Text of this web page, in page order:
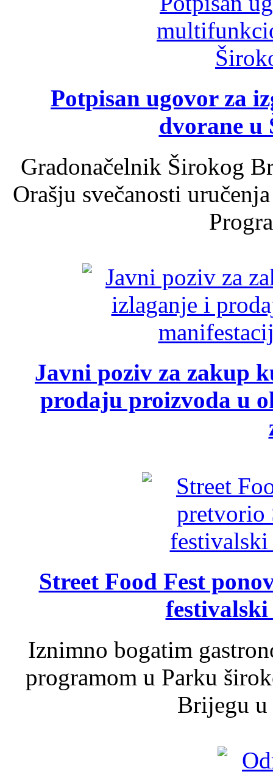
Potpisan ugovor za
dvorane u
Gradonačelnik Širokog
Orašju svečanosti
Javni poziv za zakup
prodaju proizvoda u
Street Food Fest
Iznimno bogatim
programom u Parku
Brijegu u